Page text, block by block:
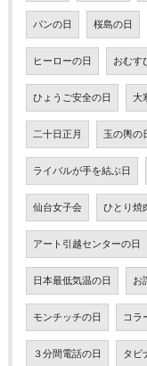
パンの日 桜島の日
ヒーローの日 おむす
ひょうご安全の日 大
二十日正月 玉の輿の
ライバルが手を結ぶ日
仙台女子会 ひとり焼
アート引越センターの日
日本最低気温の日 お
モンチッチの日 コラ
３分間電話の日 タビ